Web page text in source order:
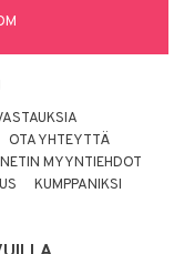
OTA YHTEYTTÄ
MYYNTIEHDOT
KUMPPANIKSI